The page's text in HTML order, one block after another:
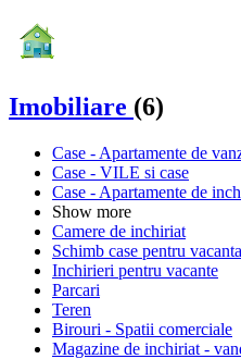
Imobiliare (6)
Case - Apartamente de
Case - VILE si case
Case - Apartamente de
Show more
Camere de inchiriat
Schimb case pentru vacanta
Inchirieri pentru vacante
Parcari
Teren
Birouri - Spatii comerciale
Magazine de inchiriat -